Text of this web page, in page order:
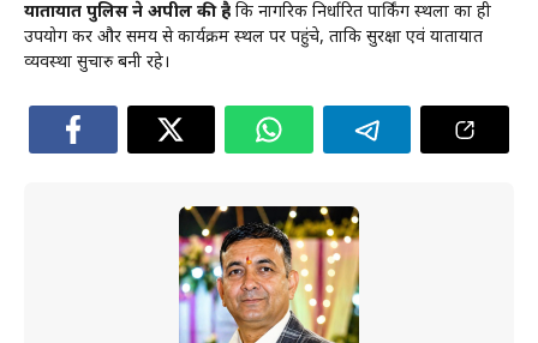
यातायात पुलिस ने अपील की है कि नागरिक निर्धारित पार्किंग स्थलों का ही
उपयोग करें और समय से कार्यक्रम स्थल पर पहुंचे, ताकि सुरक्षा एवं यातायात
व्यवस्था सुचारु बनी रहे।